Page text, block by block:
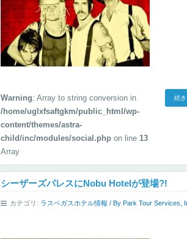
続
Warning: Array to string conversion in
/home/uglxfsaftgkm/public_html/wp-
content/themes/astra-
child/inc/modules/social.php on line13
Array
シーザーズパレスにNobu Hotelが登場?!
カテゴリ: ラスベガスホテル情報 / By Park Tour Services,